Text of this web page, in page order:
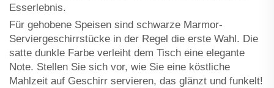
Esserlebnis.
Für gehobene Speisen sind schwarze Marmor-
Serviergeschirrstücke in der Regel die erste Wahl. Die
satte dunkle Farbe verleiht dem Tisch eine elegante
Note. Stellen Sie sich vor, wie Sie eine köstliche
Mahlzeit auf Geschirr servieren, das glänzt und funkelt!